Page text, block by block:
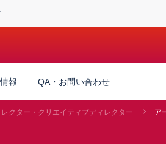
報 QA・お問い合わせ
クター・クリエイティブディレクター ア